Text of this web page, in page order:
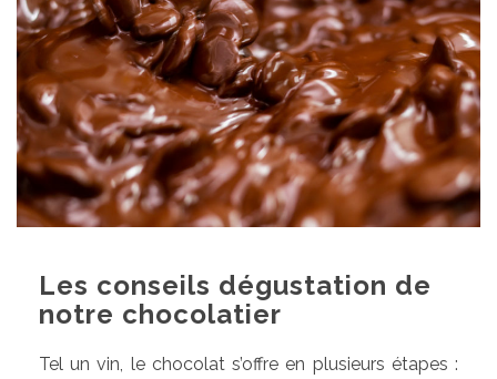
Les conseils dégustation de
notre chocolatier
Tel un vin, le chocolat s’offre en plusieurs étapes :